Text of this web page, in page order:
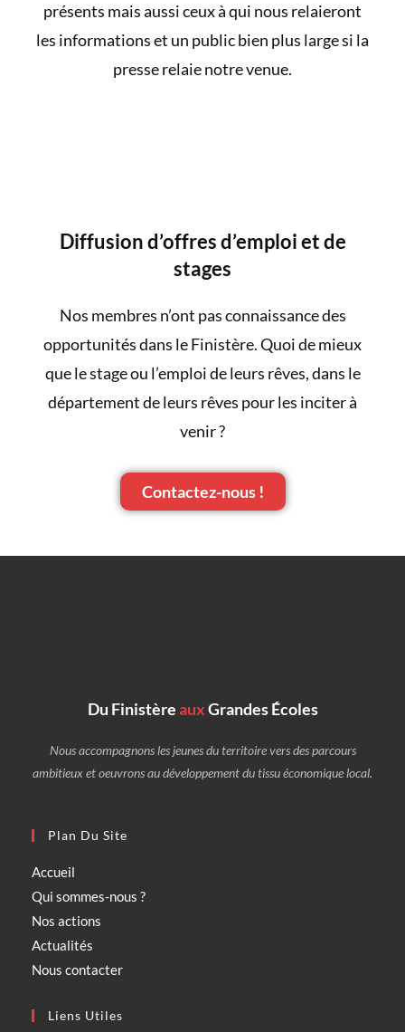
présents mais aussi ceux à qui nous relaieront
les informations et un public bien plus large si la
presse relaie notre venue.
Diffusion d’offres d’emploi et de
stages
Nos membres n’ont pas connaissance des
opportunités dans le Finistère. Quoi de mieux
que le stage ou l’emploi de leurs rêves, dans le
département de leurs rêves pour les inciter à
venir ?
Contactez-nous !
Du FinistèreauxGrandes Écoles
Nous accompagnons les jeunes du territoire vers des parcours
ambitieux et oeuvrons au développement du tissu économique local.
Plan Du Site
Accueil
Qui sommes-nous ?
Nos actions
Actualités
Nous contacter
Liens Utiles